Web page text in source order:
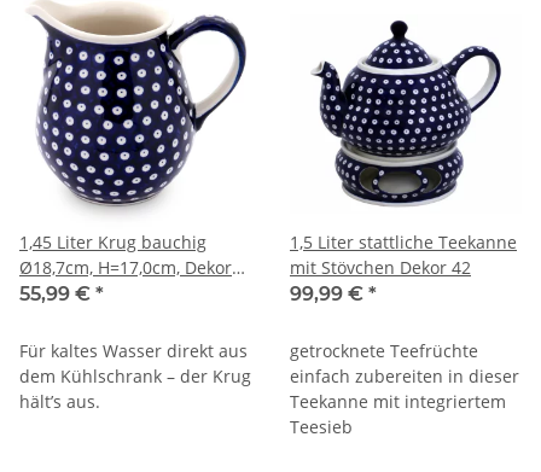
1,45 Liter Krug bauchig
Ø18,7cm, H=17,0cm, Dekor
42
55,99 € *
Für kaltes Wasser direkt aus
dem Kühlschrank – der Krug
hält’s aus.
1,5 Liter stattliche Teekanne
mit Stövchen Dekor 42
99,99 € *
getrocknete Teefrüchte
einfach zubereiten in dieser
Teekanne mit integriertem
Teesieb